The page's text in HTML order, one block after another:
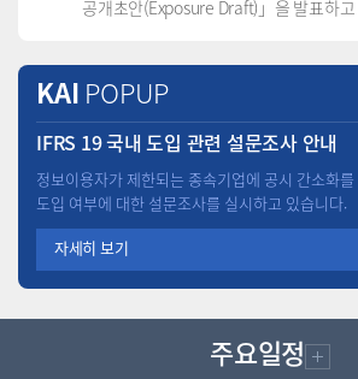
공개초안(Exposure Draft)」을 발표하고
KAI POPUP
IFRS 19 국내 도입 관련 설문조사 안내
정보이용자가 제한되는 종속기업에 공시 간소화
도입 여부에 대한 설문조사를 실시하고 있습니다.
자세히 보기
주요일정 더보기